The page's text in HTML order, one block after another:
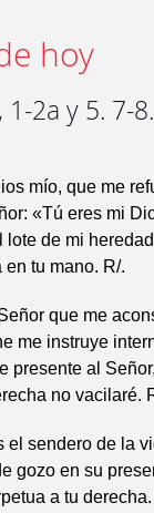
hoy
1-2a y 5. 7-
mío, que me
«Tú eres mi
lote de mi
en tu mano. R/.
que me
me instruye
presente al Señor,
no vacilaré.
el sendero de la
gozo en su
a tu derecha.